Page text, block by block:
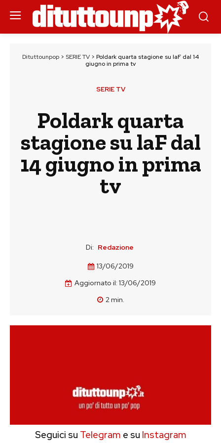
Dituttounpop > SERIE TV > Poldark quarta stagione su laF dal 14
giugno in prima tv
SERIE TV
Poldark quarta
stagione su laF dal
14 giugno in prima
tv
Di: Redazione
13/06/2019
Aggiornato il: 13/06/2019
2min.
Seguici su Telegram e su Instagram